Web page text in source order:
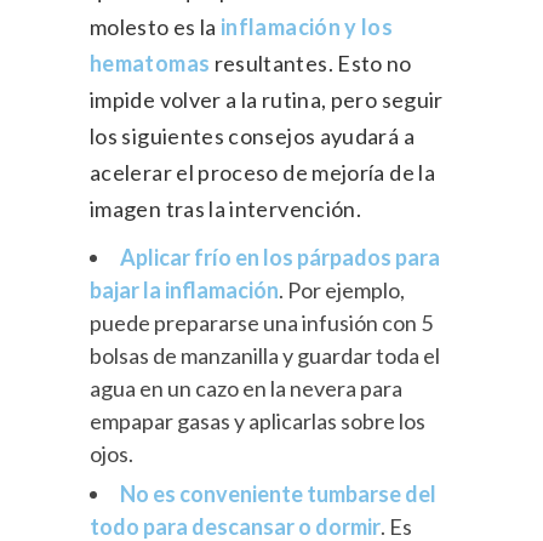
molesto es la inflamación y los
hematomas resultantes. Esto no
impide volver a la rutina, pero seguir
los siguientes consejos ayudará a
acelerar el proceso de mejoría de la
imagen tras la intervención.
Aplicar frío en los párpados para
bajar la inflamación. Por ejemplo,
puede prepararse una infusión con 5
bolsas de manzanilla y guardar toda el
agua en un cazo en la nevera para
empapar gasas y aplicarlas sobre los
ojos.
No es conveniente tumbarse del
todo para descansar o dormir. Es